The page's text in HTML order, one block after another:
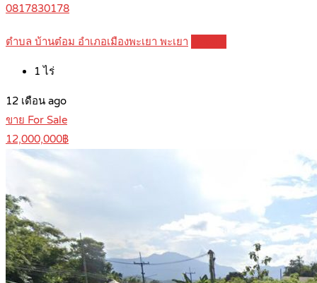
0817830178
ตำบล บ้านต๋อม อำเภอเมืองพะเยา พะเยา
1 ไร่
12 เดือน ago
ขาย For Sale
12,000,000฿